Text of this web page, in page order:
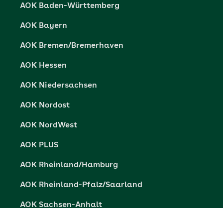
Presse- und Politikportal
Vertriebspartner-Service
AOK Baden-Württemberg
AOK Bayern
AOK Bremen/Bremerhaven
AOK Hessen
AOK Niedersachsen
AOK Nordost
AOK NordWest
AOK PLUS
AOK Rheinland/Hamburg
AOK Rheinland-Pfalz/Saarland
AOK Sachsen-Anhalt